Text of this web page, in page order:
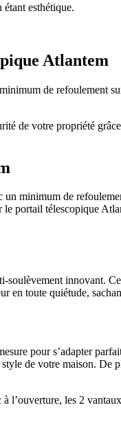
esthétique.
Atlantem
de refoulement
de votre propriété
minimum de
portail télescopique
innovant.
en toute quiétude,
pour s’adapter
de votre maison.
l’ouverture, les 2